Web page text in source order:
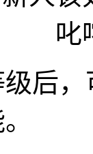
后